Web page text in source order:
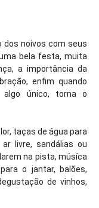
dos noivos com seus
bela festa, muita
a importância da
enfim quando
único, torna o
taças de água para
livre, sandálias ou
na pista, músíca
o jantar, balões,
de vinhos,